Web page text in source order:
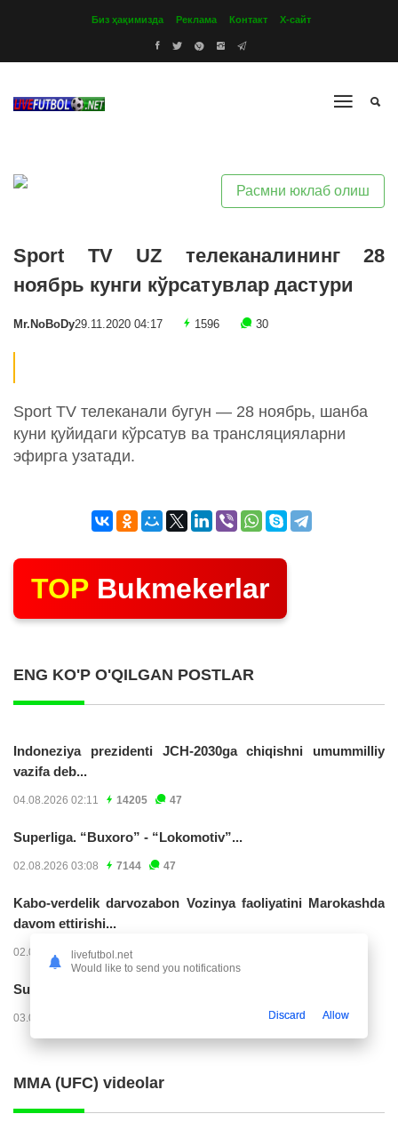
Биз ҳақимизда Реклама Контакт Х-сайт
Расмни юклаб олиш
Sport TV UZ телеканалининг 28
ноябрь кунги кўрсатувлар дастури
Mr.NoBoDy29.11.2020 04:17 1596 30
Sport TV телеканали бугун — 28 ноябрь, шанба
куни қуйидаги кўрсатув ва трансляцияларни
эфирга узатади.
TOP Bukmekerlar
ENG KO'P O'QILGAN POSTLAR
Indoneziya prezidenti JCH-2030ga chiqishni umummilliy
vazifa deb...
04.08.2026 02:11 14205 47
Superliga. “Buxoro” - “Lokomotiv”...
02.08.2026 03:08 7144 47
Kabo-verdelik darvozabon Vozinya faoliyatini Marokashda
davom ettirishi...
02.08.2026 01:08 3885
Superliga. "Dinamo" – "Neftchi" (matnli...
03.08.2026 20:32
MMA (UFC) videolar
livefutbol.net
Would like to send you notifications
Discard Allow